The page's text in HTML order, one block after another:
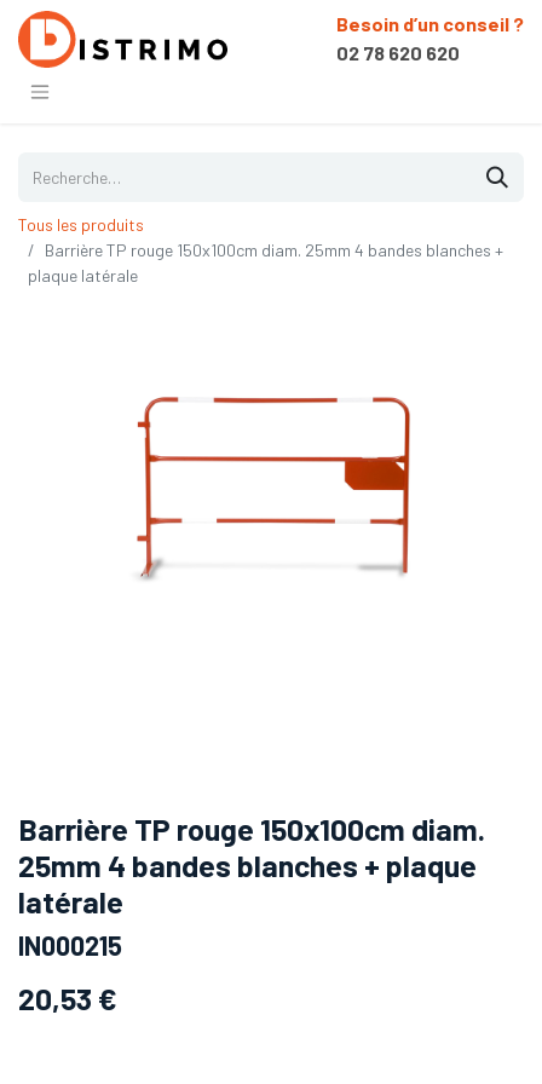
Besoin d’un conseil ?
02 78 620 620
Tous les produits
Barrière TP rouge 150x100cm diam. 25mm 4 bandes blanches +
plaque latérale
Barrière TP rouge 150x100cm diam.
25mm 4 bandes blanches + plaque
latérale
IN000215
20,53 €